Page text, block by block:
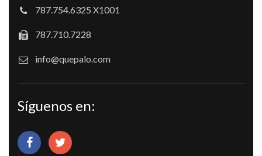
787.754.6325 X1001
787.710.7228
info@quepalo.com
Síguenos en: